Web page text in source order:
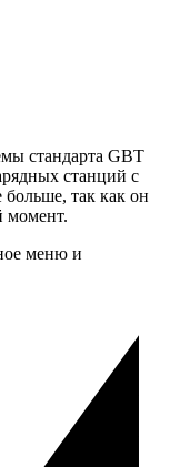
стандарта GBT
станций с
больше, так как он
момент.
меню и